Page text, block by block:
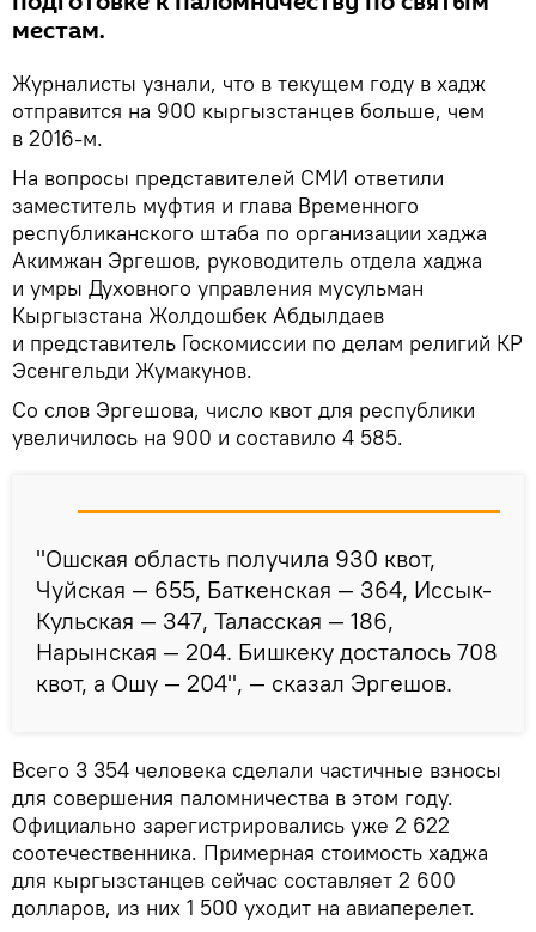
местам.
Журналисты узнали, что в текущем году в хадж
отправится на 900 кыргызстанцев больше, чем
в 2016-м.
На вопросы представителей СМИ ответили
заместитель муфтия и глава Временного
республиканского штаба по организации хаджа
Акимжан Эргешов, руководитель отдела хаджа
и умры Духовного управления мусульман
Кыргызстана Жолдошбек Абдылдаев
и представитель Госкомиссии по делам религий КР
Эсенгельди Жумакунов.
Со слов Эргешова, число квот для республики
увеличилось на 900 и составило 4 585.
"Ошская область получила 930 квот,
Чуйская — 655, Баткенская — 364, Иссык-
Кульская — 347, Таласская — 186,
Нарынская — 204. Бишкеку досталось 708
квот, а Ошу — 204", — сказал Эргешов.
Всего 3 354 человека сделали частичные взносы
для совершения паломничества в этом году.
Официально зарегистрировались уже 2 622
соотечественника. Примерная стоимость хаджа
для кыргызстанцев сейчас составляет 2 600
долларов, из них 1 500 уходит на авиаперелет.